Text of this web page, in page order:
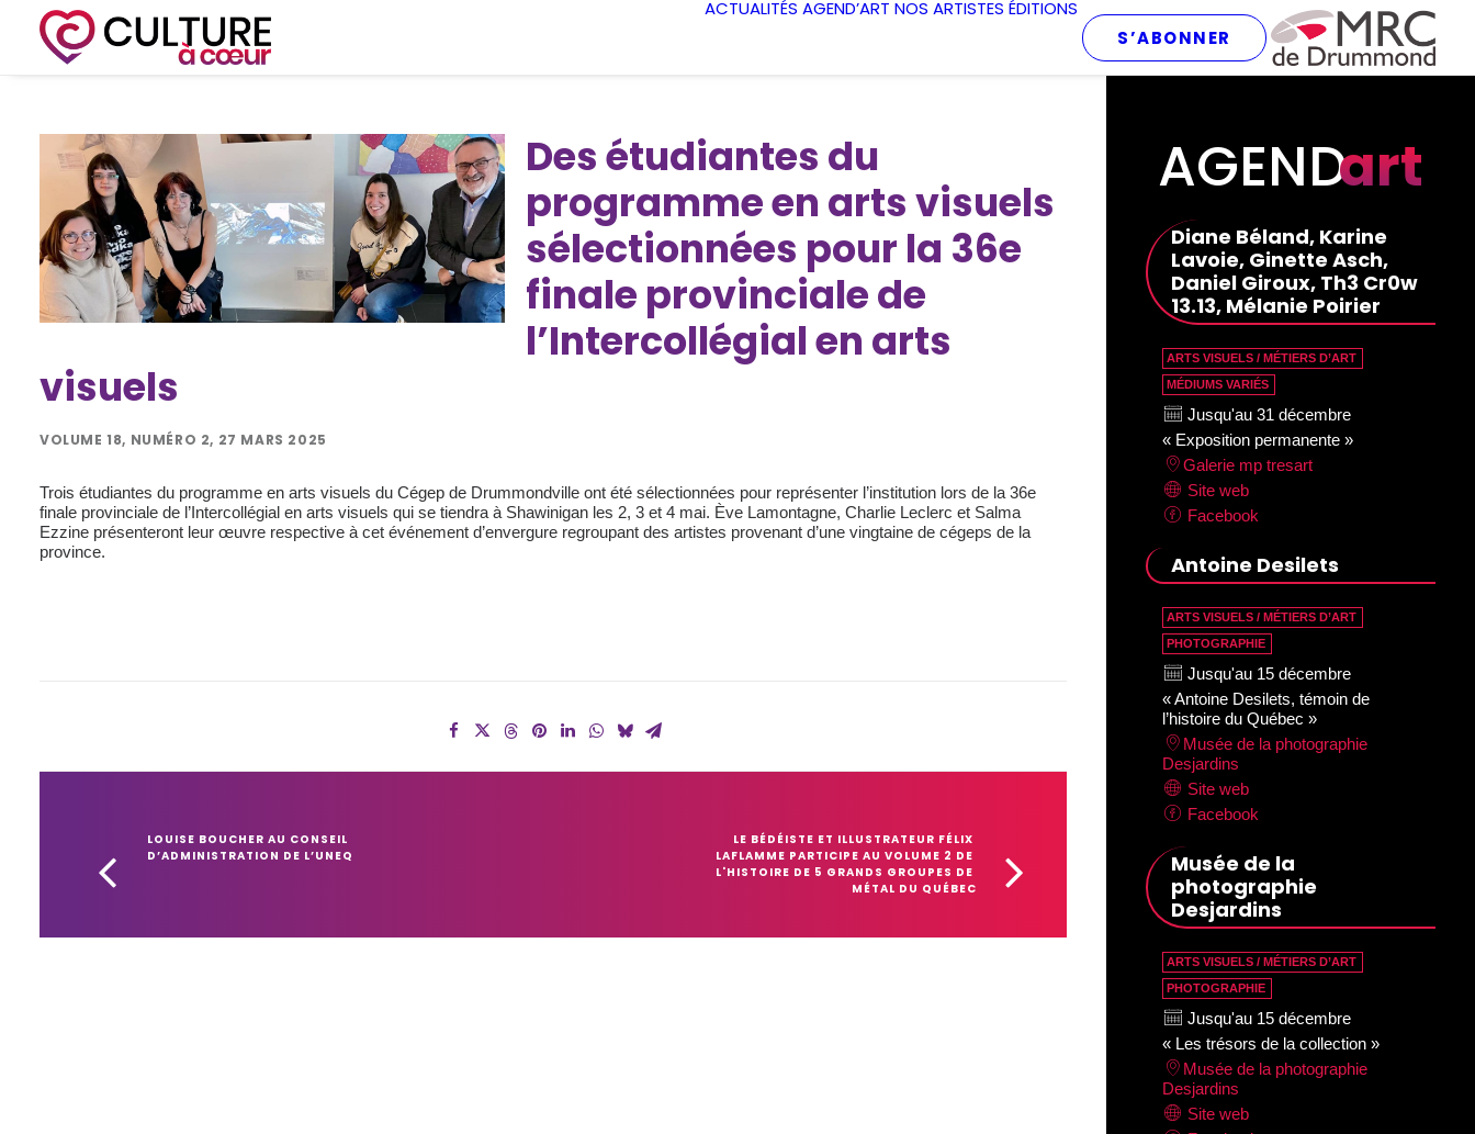
ACTUALITÉS AGEND’ART NOS ARTISTES ÉDITIONS
S’ABONNER
Des étudiantes du
programme en arts visuels
sélectionnées pour la 36e
finale provinciale de
l’Intercollégial en arts
visuels
VOLUME 18, NUMÉRO 2, 27 MARS 2025
Trois étudiantes du programme en arts visuels du Cégep de Drummondville ont été sélectionnées pour représenter l’institution lors de la 36e
finale provinciale de l’Intercollégial en arts visuels qui se tiendra à Shawinigan les 2, 3 et 4 mai. Ève Lamontagne, Charlie Leclerc et Salma
Ezzine présenteront leur œuvre respective à cet événement d’envergure regroupant des artistes provenant d’une vingtaine de cégeps de la
province.
LOUISE BOUCHER AU CONSEIL
D’ADMINISTRATION DE L’UNEQ
LE BÉDÉISTE ET ILLUSTRATEUR FÉLIX
LAFLAMME PARTICIPE AU VOLUME 2 DE
L'HISTOIRE DE 5 GRANDS GROUPES DE
MÉTAL DU QUÉBEC
AGENDart
Diane Béland, Karine
Lavoie, Ginette Asch,
Daniel Giroux, Th3 Cr0w
13.13, Mélanie Poirier
ARTS VISUELS / MÉTIERS D’ART
MÉDIUMS VARIÉS
Jusqu'au 31 décembre
« Exposition permanente »
Galerie mp tresart
Site web
Facebook
Antoine Desilets
ARTS VISUELS / MÉTIERS D’ART
PHOTOGRAPHIE
Jusqu'au 15 décembre
« Antoine Desilets, témoin de
l’histoire du Québec »
Musée de la photographie
Desjardins
Site web
Facebook
Musée de la
photographie
Desjardins
ARTS VISUELS / MÉTIERS D’ART
PHOTOGRAPHIE
Jusqu'au 15 décembre
« Les trésors de la collection »
Musée de la photographie
Desjardins
Site web